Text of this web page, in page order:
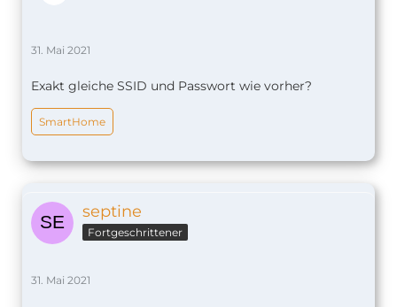
31. Mai 2021
Exakt gleiche SSID und Passwort wie vorher?
SmartHome
septine
Fortgeschrittener
31. Mai 2021